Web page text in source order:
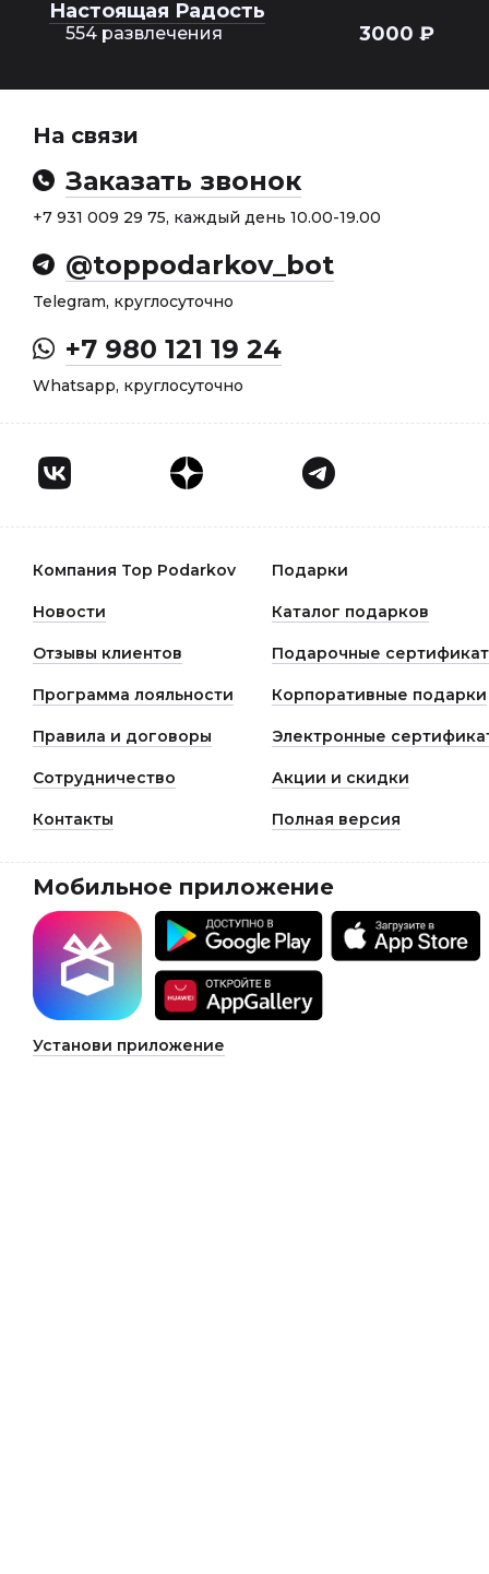
Настоящая Радость
554 развлечения 3000 ₽
На связи
Заказать звонок
+7 931 009 29 75, каждый день 10.00-19.00
@toppodarkov_bot
Telegram, круглосуточно
+7 980 121 19 24
Whatsapp, круглосуточно
Компания Top Podarkov Подарки
Новости Каталог подарков
Отзывы клиентов Подарочные
Программа лояльности Корпоративные подарки
Правила и договоры Электронные
Сотрудничество Акции и скидки
Контакты Полная версия
Мобильное приложение
Установи приложение